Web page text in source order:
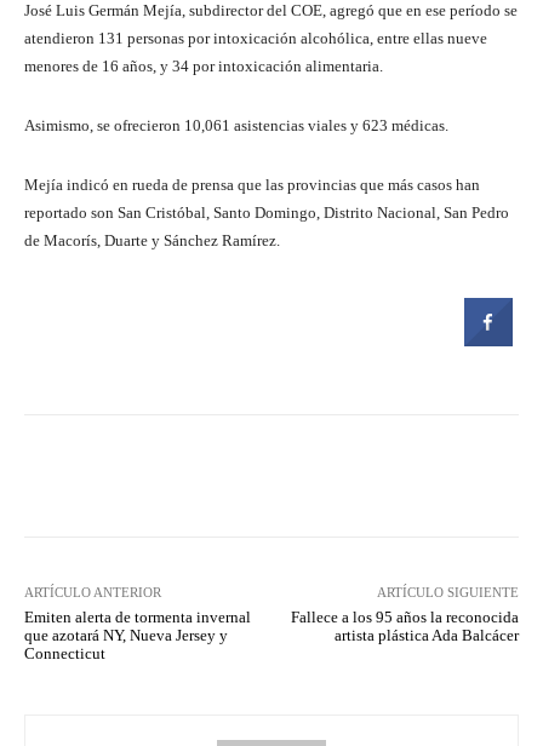
José Luis Germán Mejía, subdirector del COE, agregó que en ese período se
atendieron 131 personas por intoxicación alcohólica, entre ellas nueve
menores de 16 años, y 34 por intoxicación alimentaria.
Asimismo, se ofrecieron 10,061 asistencias viales y 623 médicas.
Mejía indicó en rueda de prensa que las provincias que más casos han
reportado son San Cristóbal, Santo Domingo, Distrito Nacional, San Pedro
de Macorís, Duarte y Sánchez Ramírez.
ARTÍCULO ANTERIOR
Emiten alerta de tormenta invernal
que azotará NY, Nueva Jersey y
Connecticut
ARTÍCULO SIGUIENTE
Fallece a los 95 años la reconocida
artista plástica Ada Balcácer